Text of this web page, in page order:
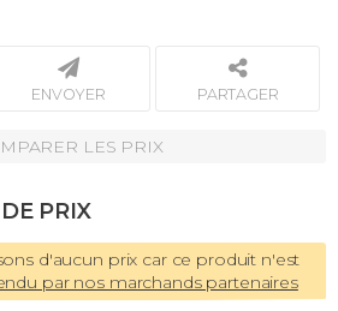
ENVOYER PARTAGER
LES PRIX
PRIX
d'aucun prix car ce produit n'est
par nos marchands partenaires